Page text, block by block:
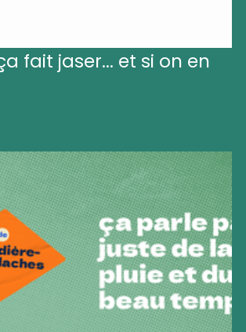
fait jaser... et si on en